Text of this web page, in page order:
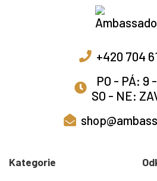
+420 704
PO - PÁ: 9
SO - NE:
Kategorie